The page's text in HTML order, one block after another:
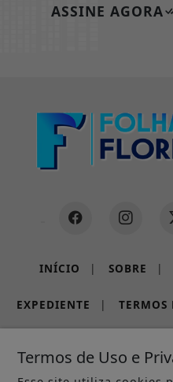
ASSINE AGORA
INÍCIO | SOBRE |
EXPEDIENTE | TERMOS
Termos de Uso e